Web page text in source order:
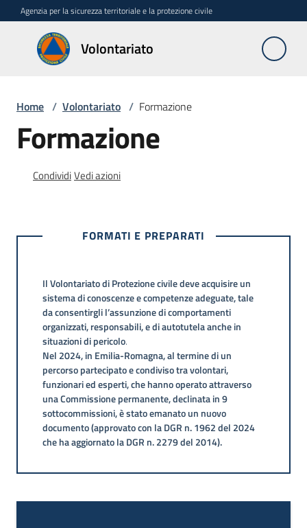
Vai al contenuto
Vai alla navigazione
Vai al footer
Agenzia per la sicurezza territoriale e la protezione civile
Volontariato
Volontariato
Elenco
regionale
Richieste
Menu selezionato
Diventa
volontario
rischio
Home / Volontariato / Formazione
Formazione
CondividiVedi azioni
FORMATI E PREPARATI
Il Volontariato di Protezione civile deve acquisire un
sistema di conoscenze e competenze adeguate, tale
da consentirgli l’assunzione di comportamenti
organizzati, responsabili, e di autotutela anche in
situazioni di pericolo.
Nel 2024, in Emilia-Romagna, al termine di un
percorso partecipato e condiviso tra volontari,
funzionari ed esperti, che hanno operato attraverso
una Commissione permanente, declinata in 9
sottocommissioni, è stato emanato un nuovo
documento (approvato con la DGR n. 1962 del 2024
che ha aggiornato la DGR n. 2279 del 2014).